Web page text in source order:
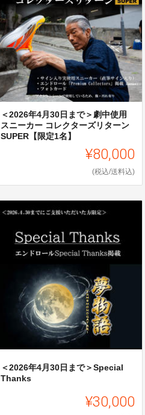
＜2026年4月30日まで＞劇中使用
スニーカー コレクターズリターン
SUPER【限定1名】
¥80,000
(税込/送料込)
＜2026年4月30日まで＞Special
Thanks
¥30,000